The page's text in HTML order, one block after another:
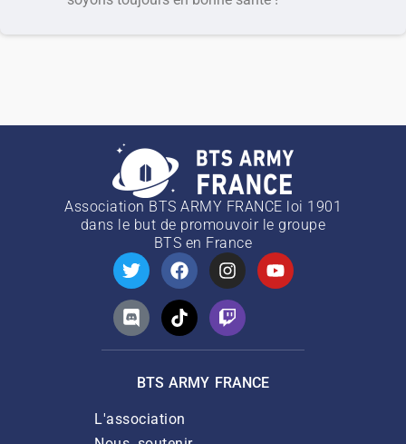
Association BTS ARMY FRANCE loi 1901
dans le but de promouvoir le groupe
BTS en France
BTS ARMY FRANCE
L'association